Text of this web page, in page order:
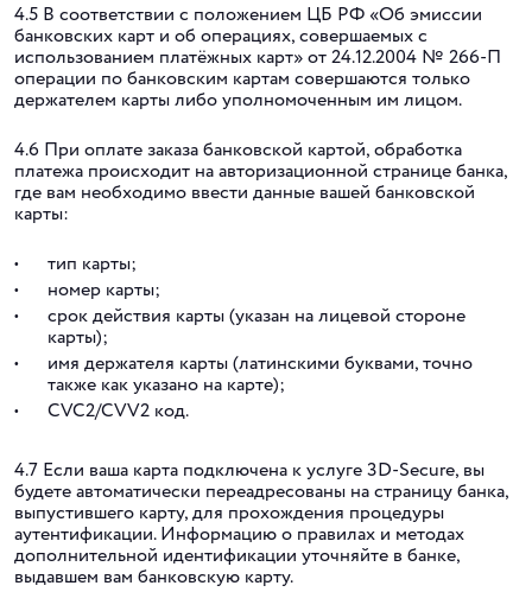
4.5 В соответствии с положением ЦБ РФ «Об эмиссии
банковских карт и об операциях, совершаемых с
использованием платёжных карт» от 24.12.2004 № 266-П
операции по банковским картам совершаются только
держателем карты либо уполномоченным им лицом.
4.6 При оплате заказа банковской картой, обработка
платежа происходит на авторизационной странице банка,
где вам необходимо ввести данные вашей банковской
карты:
тип карты;
номер карты;
срок действия карты (указан на лицевой стороне
карты);
имя держателя карты (латинскими буквами, точно
также как указано на карте);
CVC2/CVV2 код.
4.7 Если ваша карта подключена к услуге 3D-Secure, вы
будете автоматически переадресованы на страницу банка,
выпустившего карту, для прохождения процедуры
аутентификации. Информацию о правилах и методах
дополнительной идентификации уточняйте в банке,
выдавшем вам банковскую карту.